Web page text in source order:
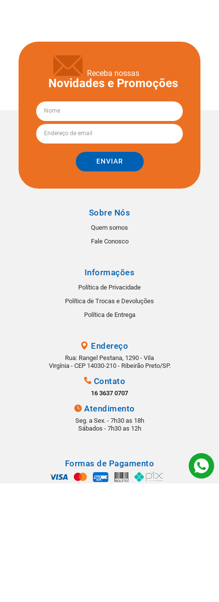
Receba nossas
Novidades e Promoções
ENVIAR
Sobre Nós
Quem somos
Fale Conosco
Informações
Política de Privacidade
Política de Trocas e Devoluções
Política de Entrega
Endereço
Rua: Rangel Pestana, 1290 - Vila
Virgínia - CEP 14030-210 - Ribeirão Preto/SP.
Contato
16 3637 0707
Atendimento
Seg. a Sex. - 7h30 as 18h
Sábados - 7h30 as 12h
Formas de Pagamento